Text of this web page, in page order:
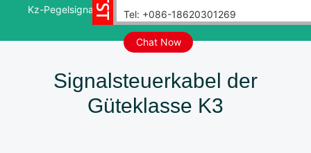
Tel: +086-18620301269
Chat Now
Kz-Pegelsignalsteuerung Kernkraftsensor
Signalsteuerkabel der
Güteklasse K3